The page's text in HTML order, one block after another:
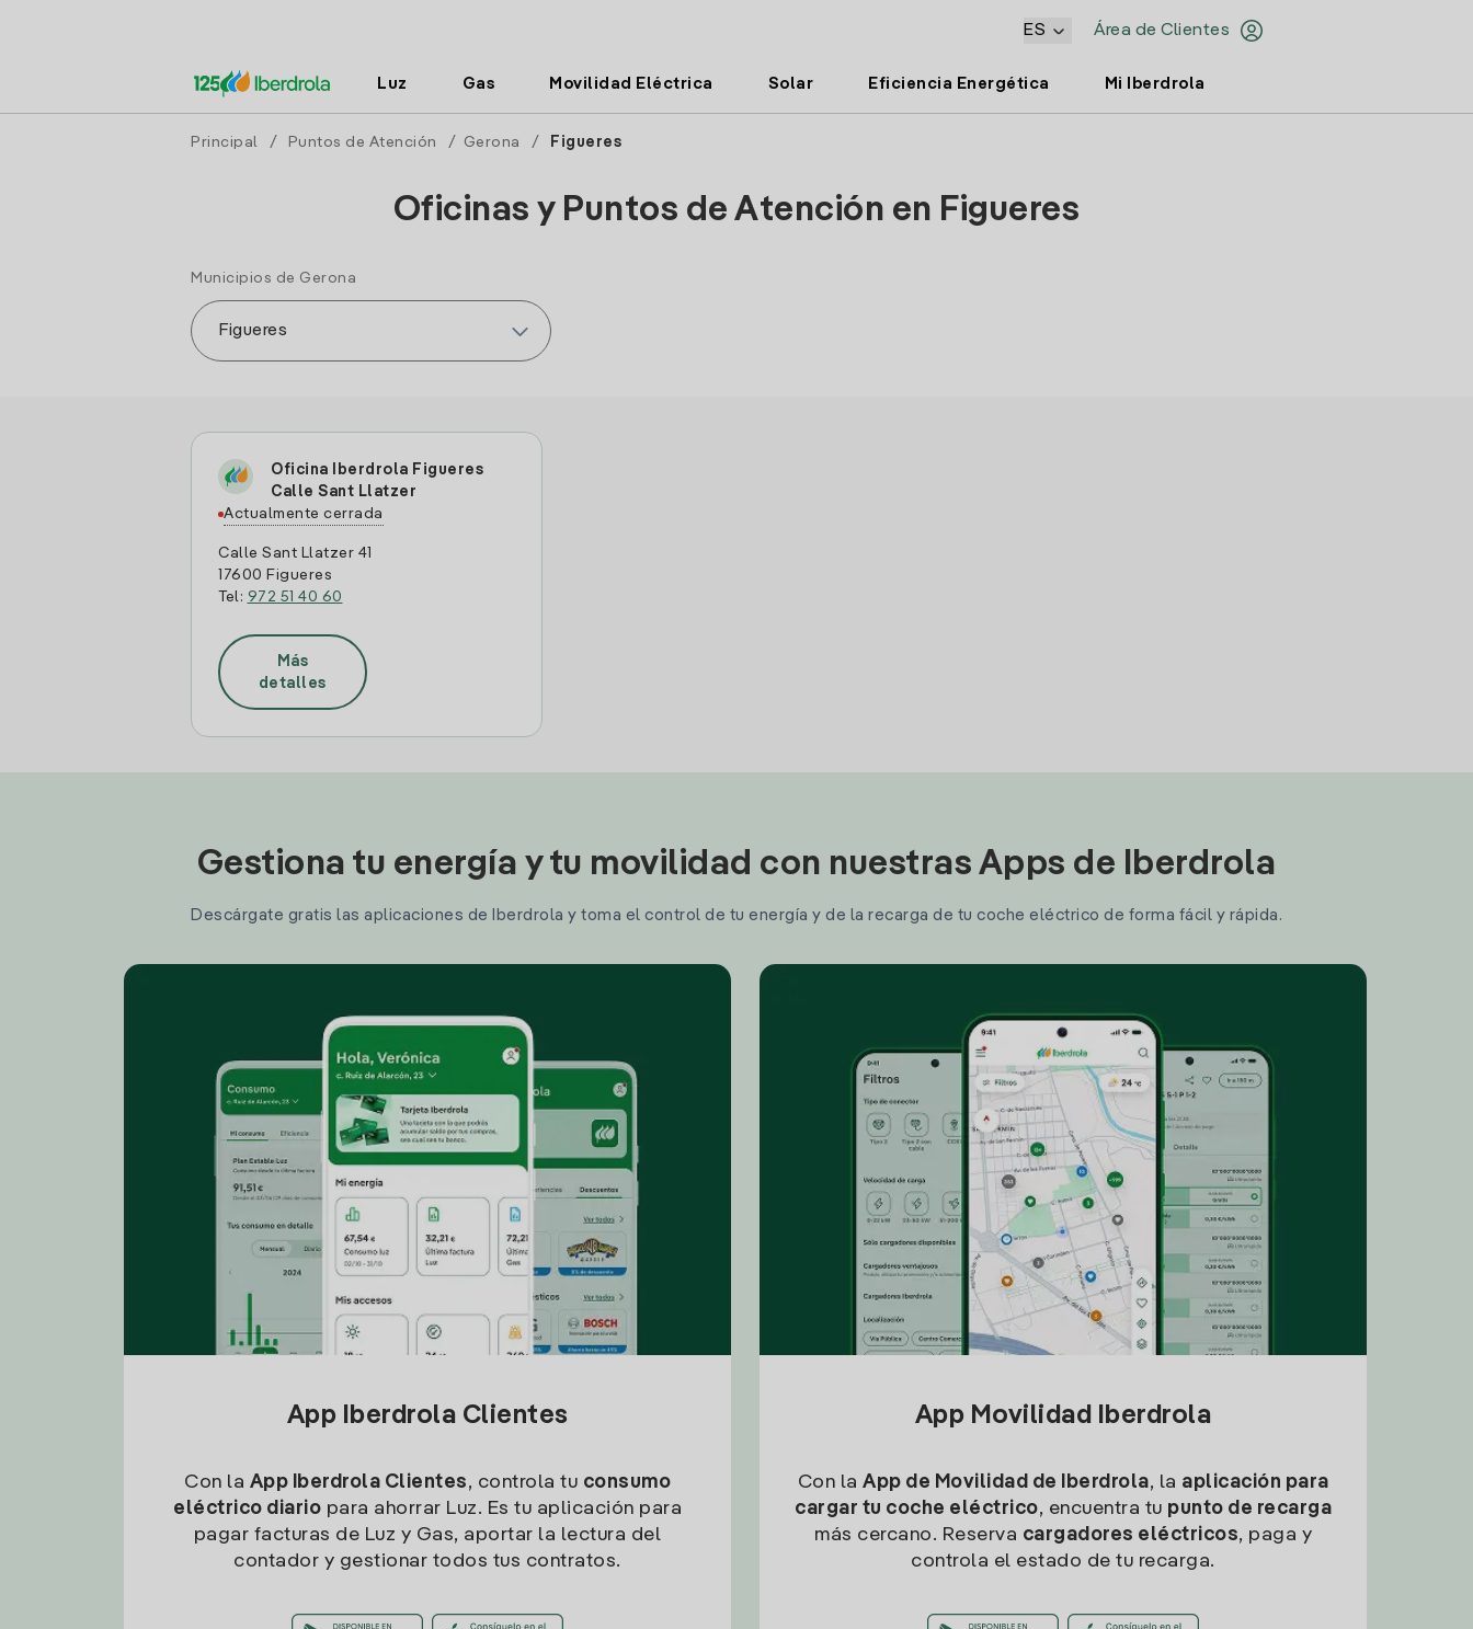
Área de Clientes
ES
Luz Gas Movilidad Eléctrica Solar Eficiencia Energética Mi Iberdrola
Principal / Puntos de Atención / Gerona / Figueres
Oficinas y Puntos de Atención en Figueres
Municipios de Gerona
Oficina Iberdrola Figueres
Calle Sant Llatzer
Actualmente cerrada
Calle Sant Llatzer 41
17600 Figueres
Tel: 972 51 40 60
Más
detalles
Gestiona tu energía y tu movilidad con nuestras Apps de Iberdrola
Descárgate gratis las aplicaciones de Iberdrola y toma el control de tu energía y de la recarga de tu coche eléctrico de forma fácil y rápida.
App Iberdrola Clientes
Con la App Iberdrola Clientes, controla tu consumo
eléctrico diario para ahorrar Luz. Es tu aplicación para
pagar facturas de Luz y Gas, aportar la lectura del
contador y gestionar todos tus contratos.
App Movilidad Iberdrola
Con la App de Movilidad de Iberdrola, la aplicación para
cargar tu coche eléctrico, encuentra tu punto de recarga
más cercano. Reserva cargadores eléctricos, paga y
controla el estado de tu recarga.